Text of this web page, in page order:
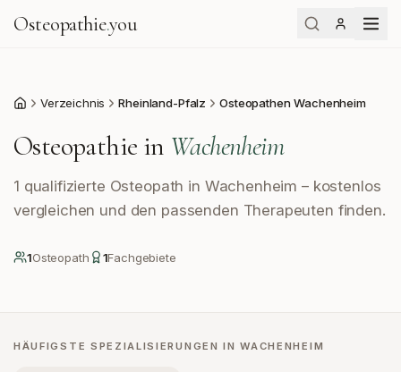
Osteopathie.you
Start Verzeichnis Rheinland-Pfalz Osteopathen Wachenheim
Osteopathie in Wachenheim
1 qualifizierte Osteopath in Wachenheim – kostenlos
vergleichen und den passenden Therapeuten finden.
1Osteopath 1Fachgebiete
HÄUFIGSTE SPEZIALISIERUNGEN INWACHENHEIM